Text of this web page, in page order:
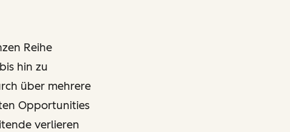
Reihe
hin zu
über mehrere
Opportunities
verlieren